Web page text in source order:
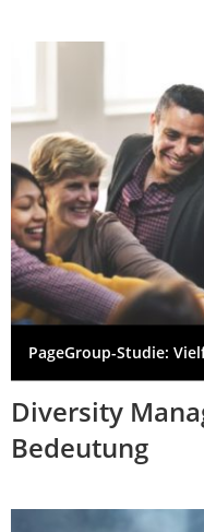
PageGroup-Studie:
Diversity
Bedeutung